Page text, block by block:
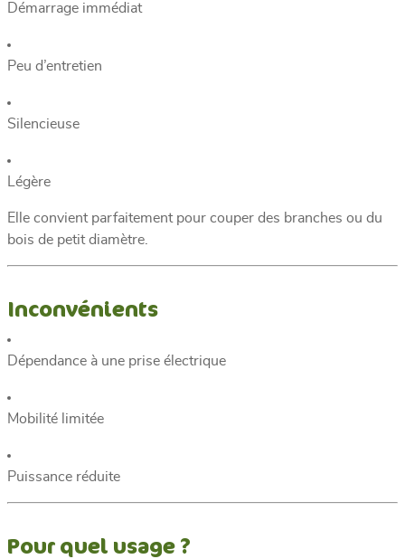
Démarrage immédiat
Peu d’entretien
Silencieuse
Légère
Elle convient parfaitement pour couper des branches ou du
bois de petit diamètre.
Inconvénients
Dépendance à une prise électrique
Mobilité limitée
Puissance réduite
Pour quel usage ?